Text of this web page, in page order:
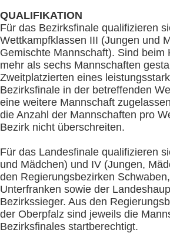
QUALIFIKATION
Für das Bezirksfinale qualifizieren
Wettkampfklassen III (Jungen und
Gemischte Mannschaft). Sind
mehr als sechs Mannschaften
Zweitplatzierten eines
Bezirksfinale in der betreffenden
eine weitere Mannschaft
die Anzahl der Mannschaften pro
Bezirk nicht überschreiten.
Für das Landesfinale qualifizieren
und Mädchen) und IV (Jungen,
den Regierungsbezirken
Unterfranken sowie der
Bezirkssieger. Aus den
der Oberpfalz sind jeweils die
Bezirksfinales startberechtigt.